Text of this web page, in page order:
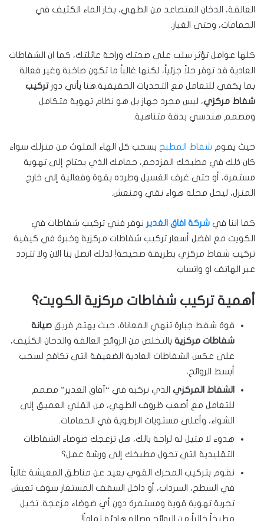
العالقة، الدخان المتصاعد من الطهي، بخار الماء الكثيف في
الحمامات، وحتى الغبار.
كلها عوامل تؤثر سلب على صحتك وراحة عائلتك، كما ان الشفاطات
العادية قد توفر حلاً جزئياً، لكنها غالباً ما تكون صاخبة وغير فعالة
بما يكفي للتعامل مع التحديات الحقيقية.هنا يأتي دورتركيب
شفاط مركزي، ليس مجرد جهاز بل هو نظام تهوية متكامل
ومصمم هندسي بدقة متناهية.
حيث يقوم شفاط المطبخ بسحب كل الهاء الملوث من منزلك سواء
كان ذلك في مطبخك المزدحم، حمامك الذي يحتاج إلى تهوية
مستمرة، أو حتى غرف الغسيل وطرده بقوة وفعالية إلى خارج
المنزل، ليحل محله هواء نقي ومنعش.
كما اننا في شركة افاق الغدير نوفر فني تركيب شفاطات في
الكويت مع افضل أسعار تركيب شفاطات مركزية وخبرة في كيفية
تركيب شفاط مركزي بطريقة صحيحة! لذلك اتصل بنا الان ولا تتردد
عبر الهاتف او واتساب
أهمية تركيب شفاطات مركزية الكويت؟
قوة شفط جبارة تنهي المعاناة، حيث يهتم فريق صيانة
شفاطات مركزية بالتخلص من الروائح العالقة والدخان الكثيف،
على عكس الشفاطات العادية الضعيفة التي تكافح لسحب
أبسط الروائح،
الشفاط المركزي الذي نركبه في “آفاق الغدير” مصمم
للتعامل مع أصعب ظروف الطهي، من القلي العميق إلى
الشواء، وأعلى مستويات الرطوبة في الحمامات.
هدوء لا مثيل له لراحة بالك، هل تزعجك ضوضاء الشفاطات
التقليدية التي تحول مطبخك إلى ورشة عمل؟
نقوم بتركيب المحرك القوي بعيد عن مناطق المعيشة غالباً
في السطح، السرداب، أو داخل السقف المستعار سوف تعيش
تجربة تهوية قوية ومستمرة دون أي ضوضاء مزعجة. تخيل
مطبخاً خالياً من الروائح وصالة هادئة تماماً!